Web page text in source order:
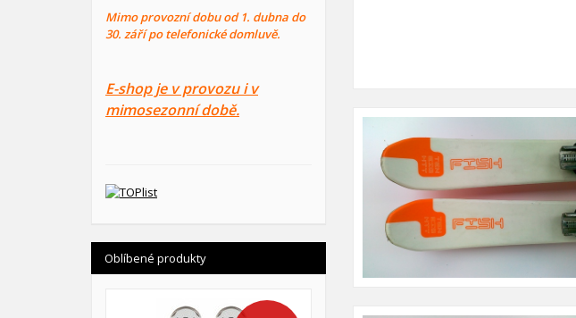
Mimo provozní dobu od 1. dubna do
30. září po telefonické domluvě.
E-shop je v provozu i v
mimosezonní době.
Oblíbené produkty